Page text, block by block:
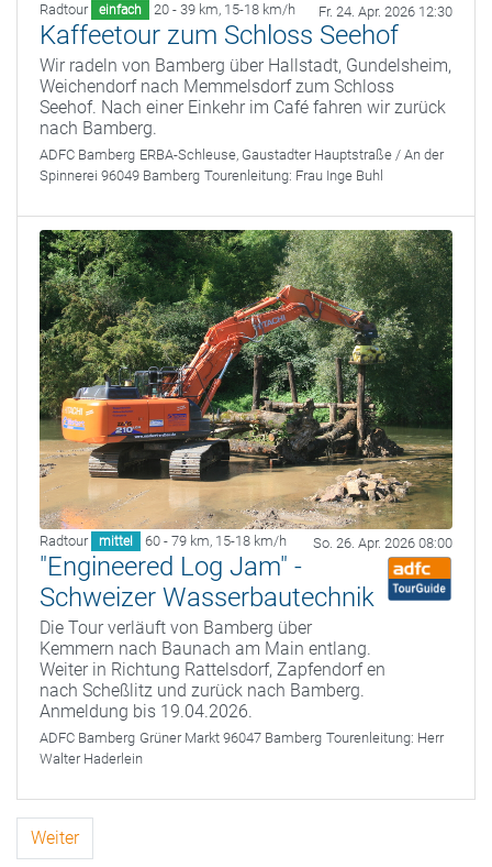
Radtour einfach 20 - 39 km, 15-18 km/h Fr. 24. Apr. 2026 12:30
Kaffeetour zum Schloss Seehof
Wir radeln von Bamberg über Hallstadt, Gundelsheim,
Weichendorf nach Memmelsdorf zum Schloss
Seehof. Nach einer Einkehr im Café fahren wir zurück
nach Bamberg.
ADFC Bamberg ERBA-Schleuse, Gaustadter Hauptstraße / An der
Spinnerei 96049 Bamberg Tourenleitung: Frau Inge Buhl
Radtour mittel 60 - 79 km, 15-18 km/h So. 26. Apr. 2026 08:00
"Engineered Log Jam" -
Schweizer Wasserbautechnik
Die Tour verläuft von Bamberg über
Kemmern nach Baunach am Main entlang.
Weiter in Richtung Rattelsdorf, Zapfendorf en
nach Scheßlitz und zurück nach Bamberg.
Anmeldung bis 19.04.2026.
ADFC Bamberg Grüner Markt 96047 Bamberg Tourenleitung: Herr
Walter Haderlein
Weiter